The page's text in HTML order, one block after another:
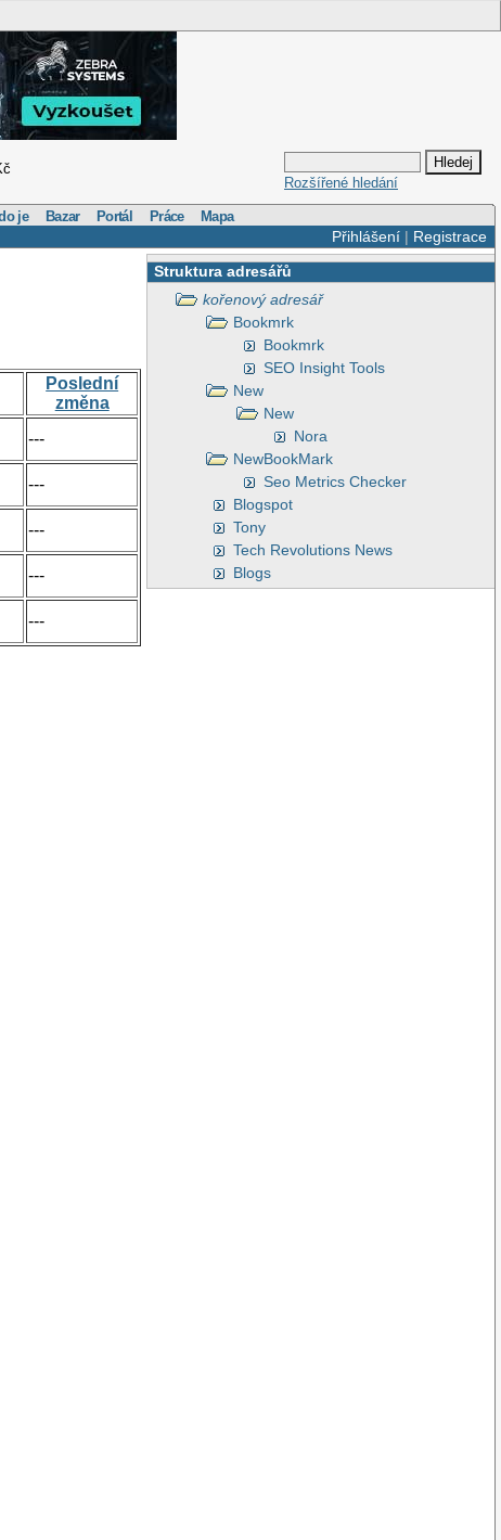
Rozšířené hledání
je Bazar Portál Práce Mapa
Přihlášení| Registrace
Struktura adresářů
kořenový adresář
Bookmrk
Bookmrk
SEO Insight Tools
New
New
Nora
NewBookMark
Seo Metrics Checker
Blogspot
Tony
Tech Revolutions News
Blogs
Poslední
změna
---
---
---
---
---